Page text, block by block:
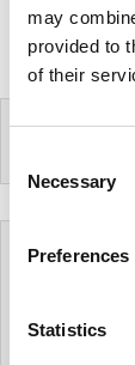
may
provided to
of their
o
Necessary
Preferences
Statistics